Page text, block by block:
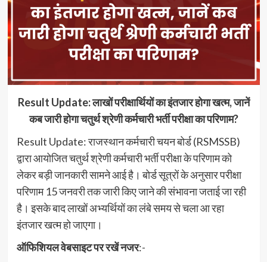
Result Update: लाखों परीक्षार्थियों का इंतजार होगा खत्म, जानें
कब जारी होगा चतुर्थ श्रेणी कर्मचारी भर्ती परीक्षा का परिणाम?
Result Update: राजस्थान कर्मचारी चयन बोर्ड (RSMSSB)
द्वारा आयोजित चतुर्थ श्रेणी कर्मचारी भर्ती परीक्षा के परिणाम को
लेकर बड़ी जानकारी सामने आई है। बोर्ड सूत्रों के अनुसार परीक्षा
परिणाम 15 जनवरी तक जारी किए जाने की संभावना जताई जा रही
है। इसके बाद लाखों अभ्यर्थियों का लंबे समय से चला आ रहा
इंतजार खत्म हो जाएगा।
ऑफिशियल वेबसाइट पर रखें नजर:-